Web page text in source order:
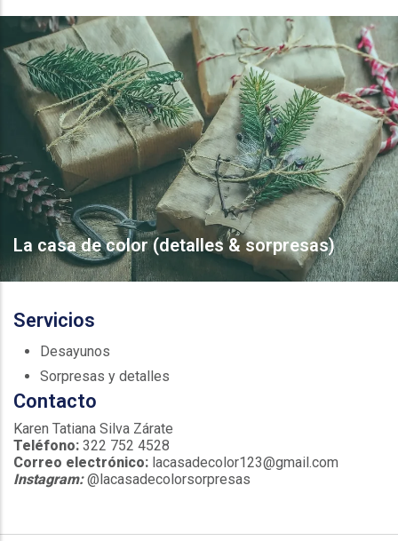
La casa de color (detalles & sorpresas)
Servicios
Desayunos
Sorpresas y detalles
Contacto
Karen Tatiana Silva Zárate
Teléfono: 322 752 4528
Correo electrónico: lacasadecolor123@gmail.com
Instagram:@lacasadecolorsorpresas